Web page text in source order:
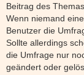
Beitrag des
Wenn niemand
Benutzer die
Sollte allerdings
die Umfrage nur
geändert oder